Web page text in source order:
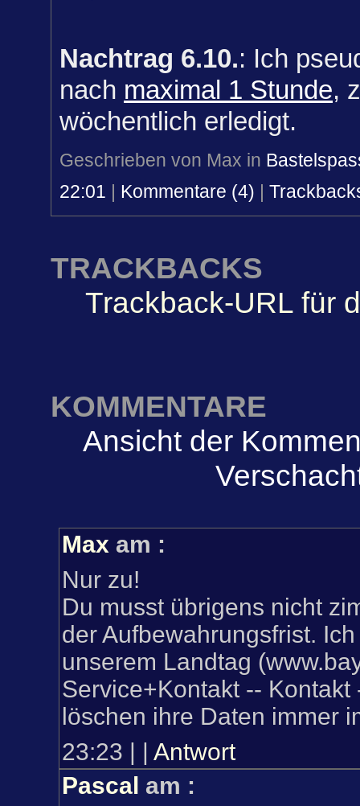
Nachtrag 6.10.: Ich
nach maximal 1 Stunde,
wöchentlich erledigt.
Geschrieben von Max in
22:01 | Kommentare (4) |
TRACKBACKS
Trackback-URL für
KOMMENTARE
Ansicht der
Max am :
Nur zu!
Du musst übrigens nicht
der Aufbewahrungsfrist.
unserem Landtag
Service+Kontakt --
löschen ihre Daten immer
23:23 | | Antwort
Pascal am :